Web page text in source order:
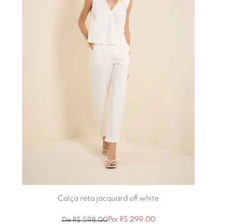
Calça reta jacquard off white
DeR$ 598,00Por R$ 299,00